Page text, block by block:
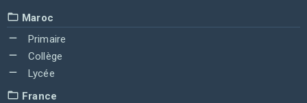
Maroc
Primaire
Collège
Lycée
France